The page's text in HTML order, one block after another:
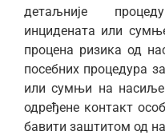
детаљније
инцидената или
процена ризика од
посебних процедура
или сумњи на
одређене контакт
бавити заштитом од